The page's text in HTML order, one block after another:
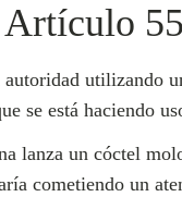
utilizando
se está haciendo
lanza un cóctel
cometiendo un